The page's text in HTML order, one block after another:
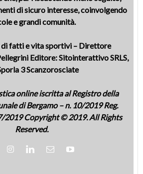
di sicuro interesse, coinvolgendo
e grandi comunità.
fatti e vita sportivi – Direttore
Editore: Sitointerattivo SRLS,
3 Scanzorosciate
online iscritta al Registro della
di Bergamo – n. 10/2019 Reg.
2019 Copyright © 2019. All Rights
Reserved.